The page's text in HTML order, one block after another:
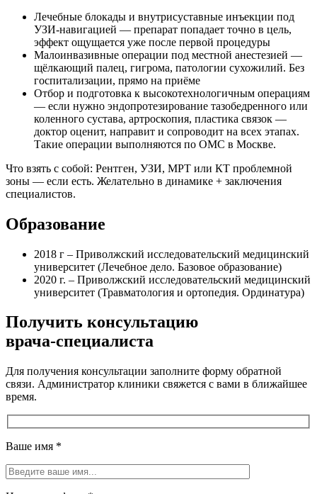
Лечебные блокады и внутрисуставные инъекции под
УЗИ-навигацией — препарат попадает точно в цель,
эффект ощущается уже после первой процедуры
Малоинвазивные операции под местной анестезией —
щёлкающий палец, гигрома, патологии сухожилий. Без
госпитализации, прямо на приёме
Отбор и подготовка к высокотехнологичным операциям
— если нужно эндопротезирование тазобедренного или
коленного сустава, артроскопия, пластика связок —
доктор оценит, направит и сопроводит на всех этапах.
Такие операции выполняются по ОМС в Москве.
Что взять с собой: Рентген, УЗИ, МРТ или КТ проблемной
зоны — если есть. Желательно в динамике + заключения
специалистов.
Образование
2018 г – Приволжский исследовательский медицинский
университет (Лечебное дело. Базовое образование)
2020 г. – Приволжский исследовательский медицинский
университет (Травматология и ортопедия. Ординатура)
Получить консультацию
врача-специалиста
Для получения консультации заполните форму обратной
связи. Администратор клиники свяжется с вами в ближайшее
время.
Ваше имя *